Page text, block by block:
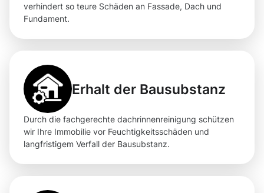
verhindert so teure Schäden an Fassade, Dach und
Fundament.
Erhalt der Bausubstanz
Durch die fachgerechte dachrinnenreinigung schützen
wir Ihre Immobilie vor Feuchtigkeitsschäden und
langfristigem Verfall der Bausubstanz.